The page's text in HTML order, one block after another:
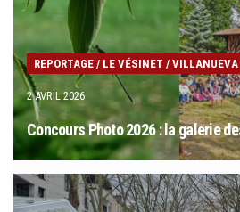
REPORTAGE / LE VÉSINET /
2 AVRIL 2026
Concours Photo 2026 : la galerie